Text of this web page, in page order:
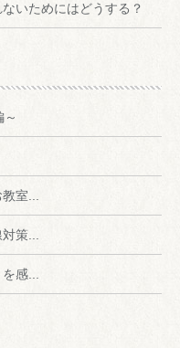
いためにはどうする？
室...
策...
感...